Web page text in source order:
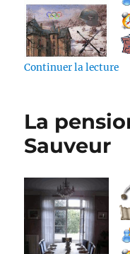
Continuer la lecture
La
Sauveur